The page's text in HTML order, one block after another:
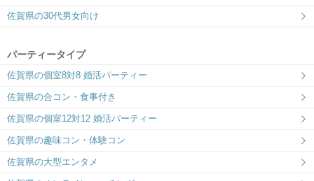
佐賀県の30代男女向け
パーティータイプ
佐賀県の個室8対8 婚活パーティー
佐賀県の合コン・食事付き
佐賀県の個室12対12 婚活パーティー
佐賀県の趣味コン・体験コン
佐賀県の大型エンタメ